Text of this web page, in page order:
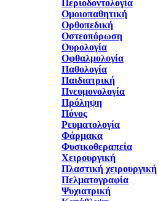
Περιοδοντολογία
Ομοιοπαθητική
Ορθοπεδική
Οστεοπόρωση
Ουρολογία
Οφθαλμολογία
Παθολογία
Παιδιατρική
Πνευμονολογία
Πρόληψη
Πόνος
Ρευματολογία
Φάρμακα
Φυσικοθεραπεία
Χειρουργική
Πλαστική χειρουργική
Πελματογραφία
Ψυχιατρική